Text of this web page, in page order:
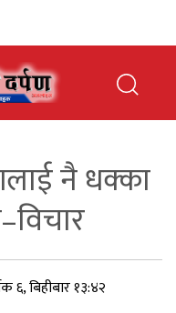
नै धक्का
६, बिहीबार १३:४२